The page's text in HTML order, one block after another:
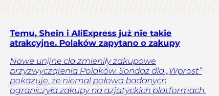
Temu, Shein i AliExpress już nie takie
atrakcyjne. Polaków zapytano o zakupy
Nowe unijne cła zmieniły zakupowe
przyzwyczajenia Polaków. Sondaż dla „Wprost”
pokazuje, że niemal połowa badanych
ograniczyła zakupy na azjatyckich platformach.